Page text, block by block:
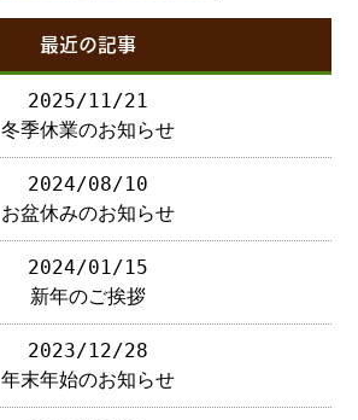
最近の記事
2025/11/21
冬季休業のお知らせ
2024/08/10
お盆休みのお知らせ
2024/01/15
新年のご挨拶
2023/12/28
年末年始のお知らせ